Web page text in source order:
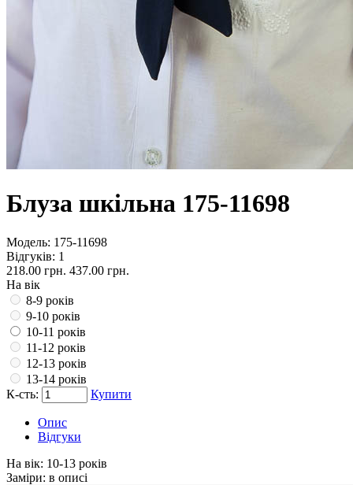
Блуза шкільна 175-11698
Модель: 175-11698
Відгуків: 1
218.00 грн. 437.00 грн.
На вік
8-9 років
9-10 років
10-11 років
11-12 років
12-13 років
13-14 років
К-сть:
Купити
Опис
Відгуки
На вік: 10-13 років
Заміри: в описі